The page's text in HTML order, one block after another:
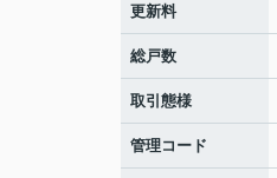
更新料
総戸数
取引態様
管理コード